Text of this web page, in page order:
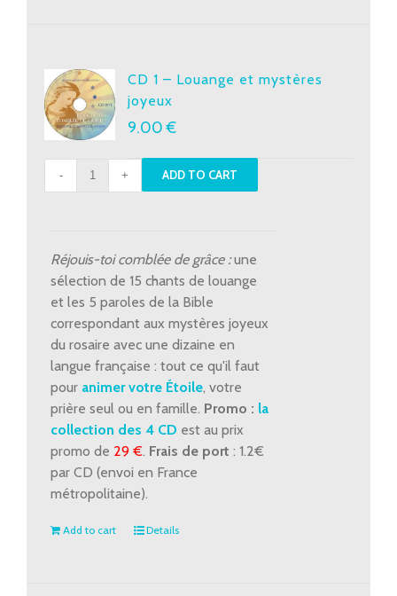
CD 1 – Louange et mystères
joyeux
9.00€
CD
et
mystères
joyeux
quantity
ADD TO CART
Réjouis-toi comblée de grâce :une
sélection de 15 chants de louange
et les 5 paroles de la Bible
correspondant aux mystères joyeux
du rosaire avec une dizaine en
langue française : tout ce qu'il faut
pour animer votre Étoile, votre
prière seul ou en famille. Promo : la
collection des 4 CD est au prix
promo de 29 €. Frais de port : 1.2€
par CD (envoi en France
métropolitaine).
Add to cart Details